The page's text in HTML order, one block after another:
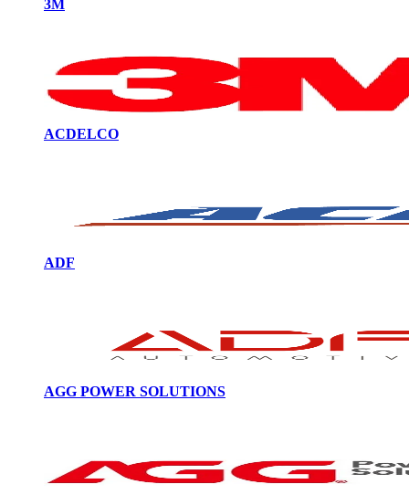
3M
ACDELCO
ADF
AGG POWER SOLUTIONS